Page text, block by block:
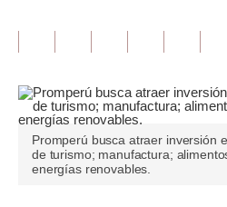
Opinión
Pregunta de hoy
Blogs
Tendencias
Promperú busca atraer inversión
de turismo; manufactura;
energías renovables.